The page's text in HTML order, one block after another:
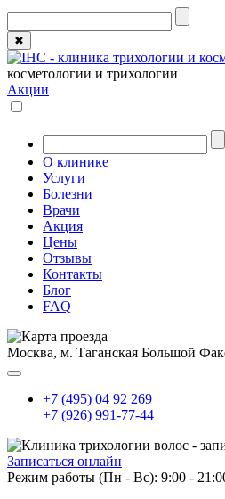
✖
косметологии и трихологии
Акции
О клинике
Услуги
Болезни
Врачи
Акция
Цены
Отзывы
Контакты
Блог
FAQ
Москва, м. Таганская Большой
+7 (495) 04 92 269
+7 (926) 991-77-44
Записаться онлайн
Режим работы (Пн - Вс): 9:00 -